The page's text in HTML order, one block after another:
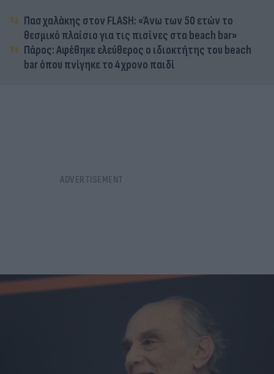
Πασχαλάκης στον FLASH: «Άνω των 50 ετών το
θεσμικό πλαίσιο για τις πισίνες στα beach bar»
Πάρος: Αφέθηκε ελεύθερος ο ιδιοκτήτης του beach
bar όπου πνίγηκε το 4χρονο παιδί